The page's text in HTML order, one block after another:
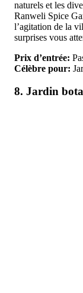
naturels et les
Ranweli Spice
l’agitation de la
surprises vous
Prix d’entrée:
Célèbre pour:
8. Jardin